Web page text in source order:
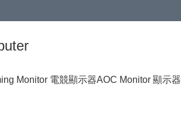
Monitor 電競顯示器AOC Monitor 顯示器